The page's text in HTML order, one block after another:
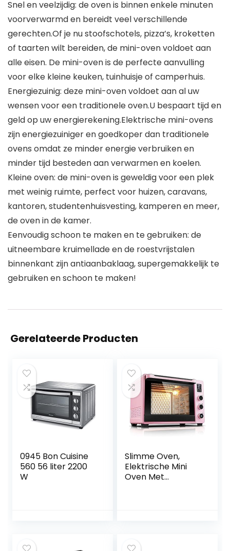
Snel en veelzijdig: de oven is binnen enkele minuten
voorverwarmd en bereidt veel verschillende
gerechten.Of je nu stoofschotels, pizza’s, kroketten
of taarten wilt bereiden, de mini-oven voldoet aan
alle eisen. De mini-oven is de perfecte aanvulling
voor elke kleine keuken, tuinhuisje of camperhuis.
Energiezuinig: deze mini-oven voldoet aan al uw
wensen voor een traditionele oven.U bespaart tijd en
geld op uw energierekening.Elektrische mini-ovens
zijn energiezuiniger en goedkoper dan traditionele
ovens omdat ze minder energie verbruiken en
minder tijd besteden aan verwarmen en koelen.
Kleine oven: de mini-oven is geweldig voor een plek
met weinig ruimte, perfect voor huizen, caravans,
kantoren, studentenhuisvesting, kamperen en meer,
de oven in de kamer.
Eenvoudig schoon te maken en te gebruiken: de
uitneembare kruimellade en de roestvrijstalen
binnenkant zijn antiaanbaklaag, supergemakkelijk te
gebruiken en schoon te maken!
Gerelateerde Producten
0945 Bon Cuisine
560 56 liter 2200
W
Slimme Oven,
Elektrische Mini
Oven Met